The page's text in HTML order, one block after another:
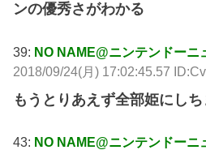
ンの優秀さがわかる
39: NO NAME@ニンテンドーニ
2018/09/24(月) 17:02:45.57
もうとりあえず全部姫にしち
43: NO NAME@ニンテンドーニ